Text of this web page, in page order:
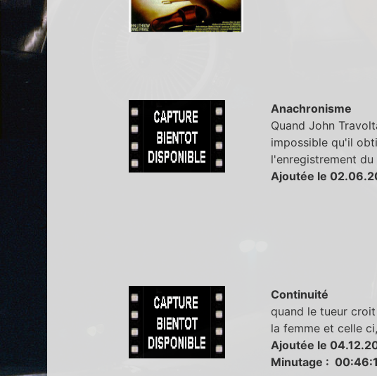
Anachronisme
Quand John
impossible qu'il
l'enregistrement du
Ajoutée le
Continuité
quand le tueur
la femme et celle
Ajoutée le
Minutage :